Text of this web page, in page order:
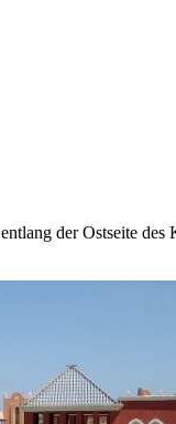
der Ostseite